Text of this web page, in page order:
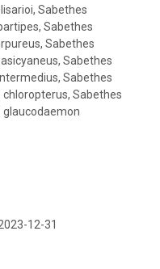
Sabethes
Sabethes
Sabethes
Sabethes
Sabethes
Sabethes
12-31